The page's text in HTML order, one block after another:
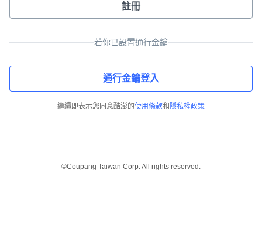
註冊
若你已設置通行金鑰
通行金鑰登入
繼續即表示您同意酷澎的使用條款和 隱私權政策
©Coupang Taiwan Corp. All rights reserved.